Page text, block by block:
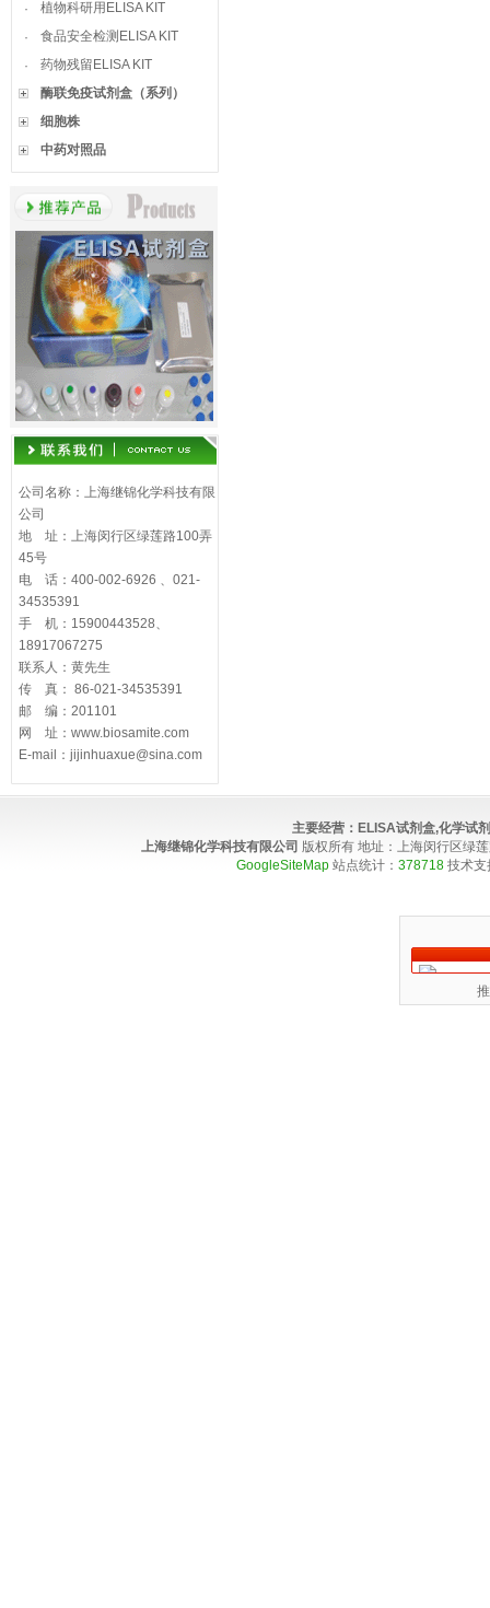
·
植物科研用ELISA KIT
·
食品安全检测ELISA KIT
·
药物残留ELISA KIT
酶联免疫试剂盒（系列）
细胞株
中药对照品
公司名称：上海继锦化学科技有限
公司
地 址：上海闵行区绿莲路100弄
45号
电 话：400-002-6926 、021-
34535391
手 机：15900443528、
18917067275
联系人：黄先生
传 真： 86-021-34535391
邮 编：201101
网 址：www.biosamite.com
E-mail：jijinhuaxue@sina.com
主要经营： ELISA试剂盒,化学试
上海继锦化学科技有限公司 版权所有 地址：上海闵行区绿
GoogleSiteMap 站点统计： 378718 技术支